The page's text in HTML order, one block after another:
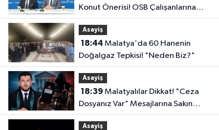
Konut Önerisi! OSB Çalışanlarına
Faizsiz Ev Çağrısı..
Asayiş
18:44
Doğalgaz Tepkisi! "Neden Biz?"
Asayiş
18:39
Dosyanız Var" Mesajlarına Sakın
Kanmayın
Asayiş